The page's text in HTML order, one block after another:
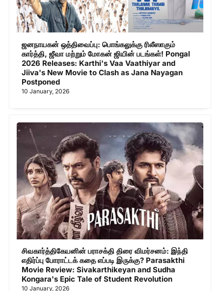
ஜனநாயகன் ஒத்திவைப்பு: பொங்கலுக்கு ரிலீஸாகும்
கார்த்தி, ஜீவா மற்றும் மோகன் ஜியின் படங்கள்! Pongal
2026 Releases: Karthi's Vaa Vaathiyar and
Jiiva's New Movie to Clash as Jana Nayagan
Postponed
10 January, 2026
சிவகார்த்திகேயனின் பராசக்தி திரை விமர்சனம்: இந்தி
எதிர்ப்பு போராட்டக் கதை எப்படி இருக்கு? Parasakthi
Movie Review: Sivakarthikeyan and Sudha
Kongara's Epic Tale of Student Revolution
10 January, 2026